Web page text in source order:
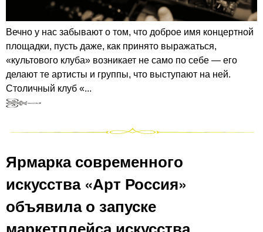
Вечно у нас забывают о том, что доброе имя концертной
площадки, пусть даже, как принято выражаться,
«культового клуба» возникает не само по себе — его
делают те артисты и группы, что выступают на ней.
Столичный клуб «...
Ярмарка современного
искусства «Арт Россия»
объявила о запуске